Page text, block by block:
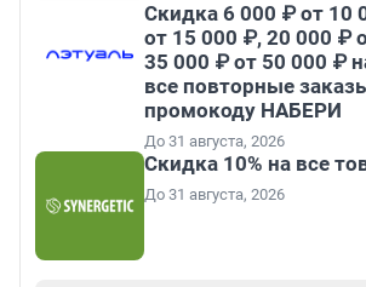
Скидка 6 000 ₽ от 10
от 15 000 ₽, 20 000 ₽
35 000 ₽ от 50 000 ₽
все повторные
промокоду НАБЕРИ
До 31 августа, 2026
Скидка 10% на все
До 31 августа, 2026